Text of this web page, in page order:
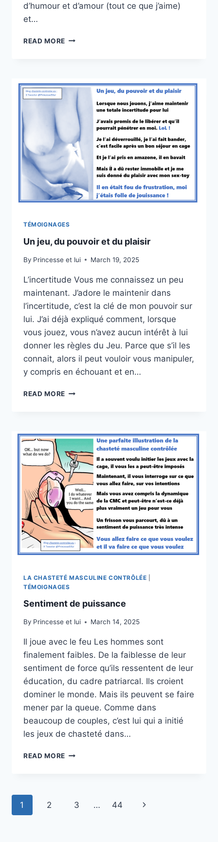
d’humour et d’amour (tout ce que j’aime)
et…
READ MORE UN
!)
TÉMOIGNAGES
Un jeu, du pouvoir et du plaisir
By Princesse et lui March 19, 2025
L’incertitude Vous me connaissez un peu
maintenant. J’adore le maintenir dans
l’incertitude, c’est la clé de mon pouvoir sur
lui. J’ai déjà expliqué comment, lorsque
vous jouez, vous n’avez aucun intérêt à lui
donner les règles du Jeu. Parce que s’il les
connait, alors il peut vouloir vous manipuler,
y compris en échouant et en…
READ MORE UN
ET
PLAISIR
LA CHASTETÉ MASCULINE CONTRÔLÉE
TÉMOIGNAGES
Sentiment de puissance
By Princesse et lui March 14, 2025
Il joue avec le feu Les hommes sont
finalement faibles. De la faiblesse de leur
sentiment de force qu’ils ressentent de leur
éducation, du cadre patriarcal. Ils croient
dominer le monde. Mais ils peuvent se faire
mener par la queue. Comme dans
beaucoup de couples, c’est lui qui a initié
les jeux de chasteté dans…
READ MORE SENTIMENT
Page
navigation
1 2 3 … 44
Next